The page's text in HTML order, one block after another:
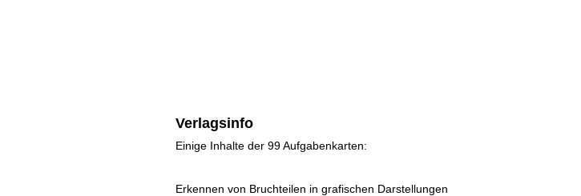
Verlagsinfo
Einige Inhalte der 99 Aufgabenkarten:
Erkennen von Bruchteilen in grafischen Darstellungen